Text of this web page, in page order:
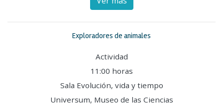
Exploradores de animales
Actividad
11:00 horas
Sala Evolución, vida y tiempo
Universum, Museo de las Ciencias